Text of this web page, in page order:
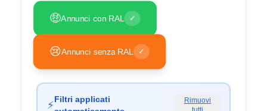
🤑Annunci con RAL ✓
😢Annunci senza RAL ✓
⚡Filtri applicati
Rimuovi